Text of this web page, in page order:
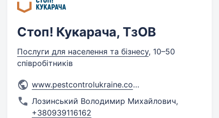
Стоп! Кукарача, ТзОВ
Послуги для населення та бізнесу, 10–50
співробітників
www.pestcontrolukraine.com.u
Лозинський Володимир Михайлович,
+380939116162